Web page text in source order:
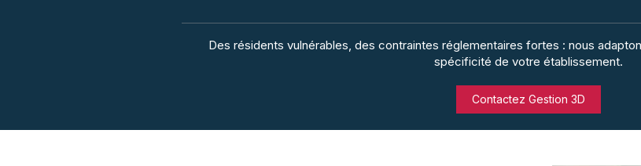
Des résidents vulnérables, des contraintes réglementaires fortes : nous
spécificité de votre établissement.
Contactez Gestion 3D